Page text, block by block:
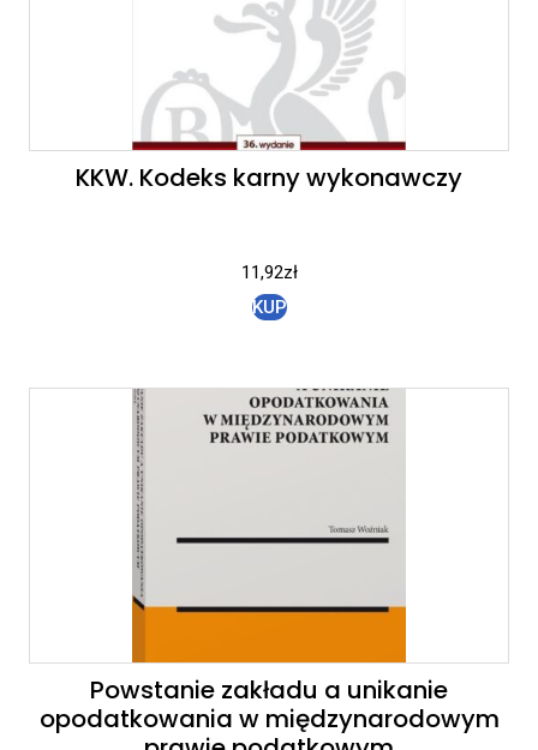
KKW. Kodeks karny wykonawczy
11,92zł
KUP
Powstanie zakładu a unikanie
opodatkowania w międzynarodowym